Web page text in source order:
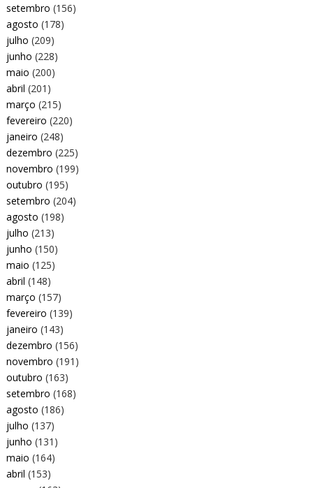
setembro (156)
agosto (178)
julho (209)
junho (228)
maio (200)
abril (201)
março (215)
fevereiro (220)
janeiro (248)
dezembro (225)
novembro (199)
outubro (195)
setembro (204)
agosto (198)
julho (213)
junho (150)
maio (125)
abril (148)
março (157)
fevereiro (139)
janeiro (143)
dezembro (156)
novembro (191)
outubro (163)
setembro (168)
agosto (186)
julho (137)
junho (131)
maio (164)
abril (153)